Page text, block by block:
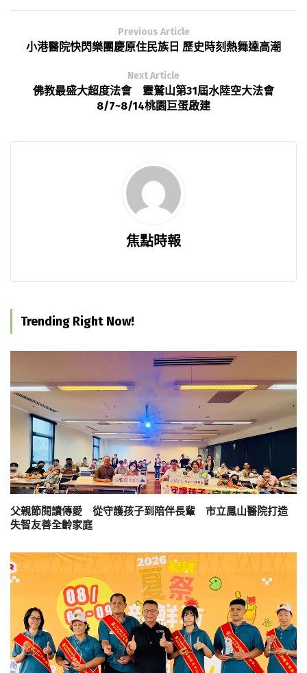
Previous Article
小港醫院快閃樂團慶原住民族日 歷史時刻熱舞達高潮
Next Article
佛教最盛大超度法會 靈鷲山第31屆水陸空大法會
8/7~8/14桃園巨蛋啟建
焦點時報
Trending Right Now!
父親節閱讀傳愛 從守護孩子到陪伴長輩 市立鳳山醫院打造
失智友善全齡家庭